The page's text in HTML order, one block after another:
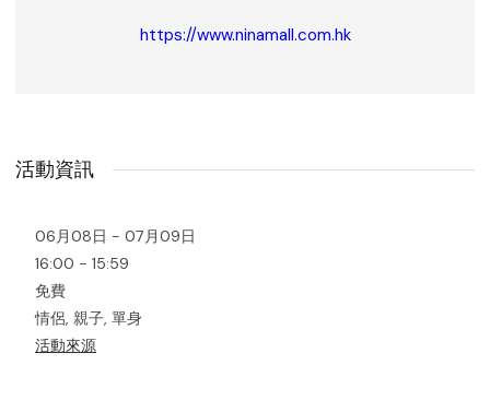
https://www.ninamall.com.hk
活動資訊
06月08日 - 07月09日
16:00 - 15:59
免費
情侶, 親子, 單身
活動來源